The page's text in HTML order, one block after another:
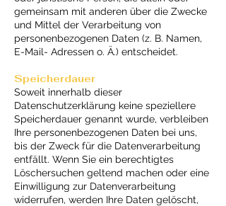
gemeinsam mit anderen über die Zwecke
und Mittel der Verarbeitung von
personenbezogenen Daten (z. B. Namen,
E-Mail- Adressen o. Ä.) entscheidet.
Speicherdauer
Soweit innerhalb dieser
Datenschutzerklärung keine speziellere
Speicherdauer genannt wurde, verbleiben
Ihre personenbezogenen Daten bei uns,
bis der Zweck für die Datenverarbeitung
entfällt. Wenn Sie ein berechtigtes
Löschersuchen geltend machen oder eine
Einwilligung zur Datenverarbeitung
widerrufen, werden Ihre Daten gelöscht,